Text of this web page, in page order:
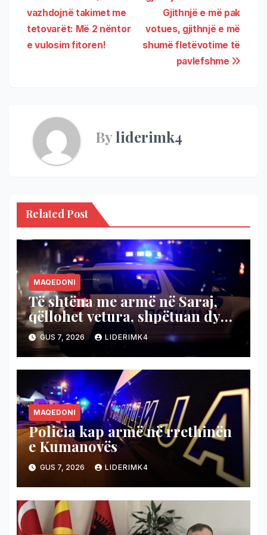
Gjithnjë e më pak
votues, gjithnjë e më
shumë fletëvotime të
pavlefshme
vazhdojnë takimet me
tetovarët: Më 2 nëntor
e vulosim fitoren!
Byliderimk4
Related Post
MAQEDONI
Të shtëna me armë në Saraj,
qëllohet vetura, shpëtuan dy
persona
GUS 7, 2026 LIDERIMK4
MAQEDONI
Policia kap armë në rrethinën
e Kumanovës
GUS 7, 2026 LIDERIMK4